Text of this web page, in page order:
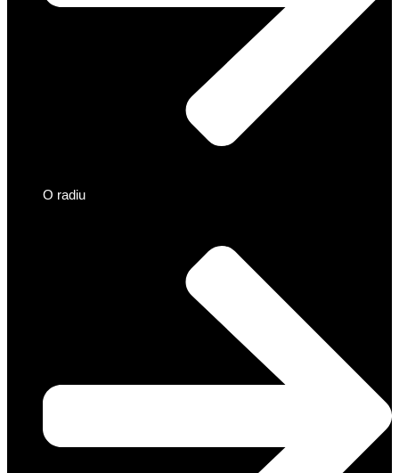
O radiu